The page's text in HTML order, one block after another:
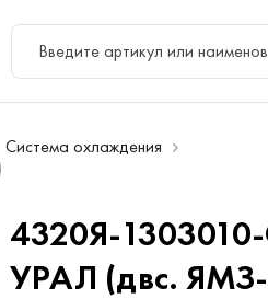
Система охлаждения
4320Я-
УРАЛ (двс.